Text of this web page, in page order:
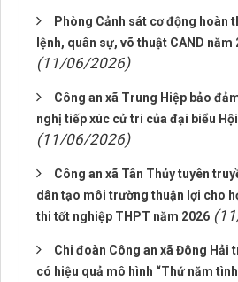
Phòng Cảnh sát cơ động hoàn
lệnh, quân sự, võ thuật CAND năm
(11/06/2026)
Công an xã Trung Hiệp bảo
nghị tiếp xúc cử tri của đại biểu
(11/06/2026)
Công an xã Tân Thủy tuyên
dân tạo môi trường thuận lợi cho
thi tốt nghiệp THPT năm 2026
Chi đoàn Công an xã Đông Hải
có hiệu quả mô hình “Thứ năm